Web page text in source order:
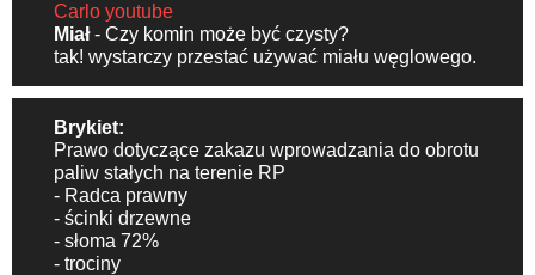
Carlo youtube
Miał- Czy komin może być czysty?
tak! wystarczy przestać używać miału węglowego.
Brykiet:
Prawo dotyczące zakazu wprowadzania do obrotu
paliw stałych na terenie RP
- Radca prawny
- ścinki drzewne
- słoma 72%
- trociny